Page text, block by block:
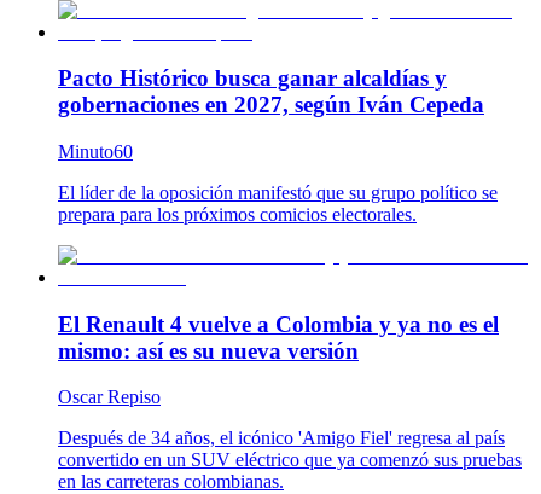
Pacto Histórico busca ganar alcaldías y
gobernaciones en 2027, según Iván Cepeda
Minuto60
El líder de la oposición manifestó que su grupo político se
prepara para los próximos comicios electorales.
El Renault 4 vuelve a Colombia y ya no es el
mismo: así es su nueva versión
Oscar Repiso
Después de 34 años, el icónico 'Amigo Fiel' regresa al país
convertido en un SUV eléctrico que ya comenzó sus pruebas
en las carreteras colombianas.